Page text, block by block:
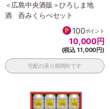
＜広島中央酒販＞ひろしま地
酒 呑みくらべセット
100ポイント
10,000円
(税込 11,000円)
宅配の承り期間外です